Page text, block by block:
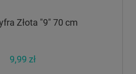
Złota "9" 70 cm
9,99 zł